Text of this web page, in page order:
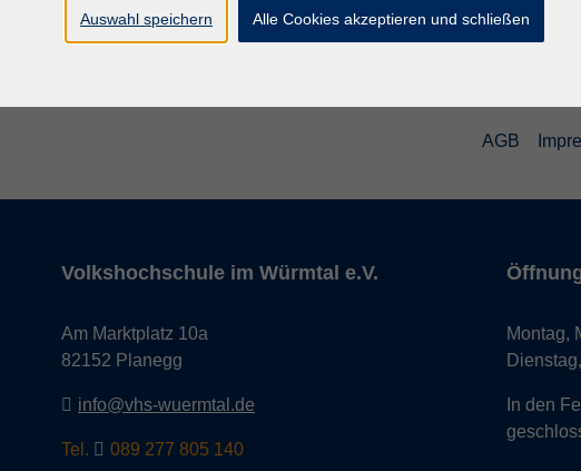
AGB
Volkshochschule im Würmtal e.V.
Am Marktplatz 10a
82152 Planegg
info@vhs-wuermtal.de
Tel. 089 277 805 140
Montag,
In den
Auswahl speichern Alle Cookies akzeptieren und schließen